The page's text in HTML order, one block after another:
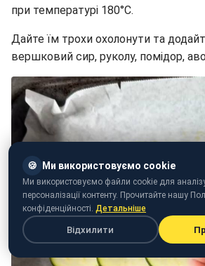
при температурі 180°C.
Дайте їм трохи охолонути та
вершковий сир, руколу, помідор,
🍪 Ми використовуємо cookie
Ми використовуємо файли cookie для аналізу
персоналізації контенту. Прочитайте нашу
конфіденційності. Детальніше
Відхилити